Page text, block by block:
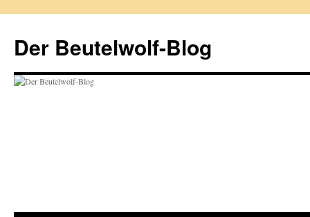
springen
Der Beutelwolf-Blog